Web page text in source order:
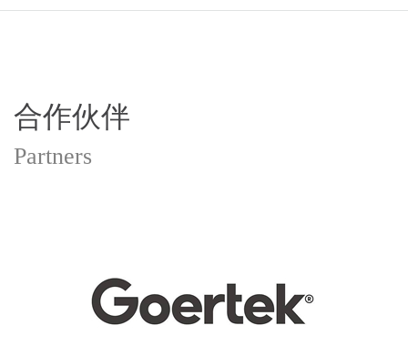
合作伙伴
Partners